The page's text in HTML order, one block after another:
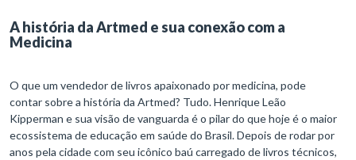
A história da Artmed e sua conexão com a
Medicina
O que um vendedor de livros apaixonado por medicina, pode
contar sobre a história da Artmed? Tudo. Henrique Leão
Kipperman e sua visão de vanguarda é o pilar do que hoje é o maior
ecossistema de educação em saúde do Brasil. Depois de rodar por
anos pela cidade com seu icônico baú carregado de livros técnicos,